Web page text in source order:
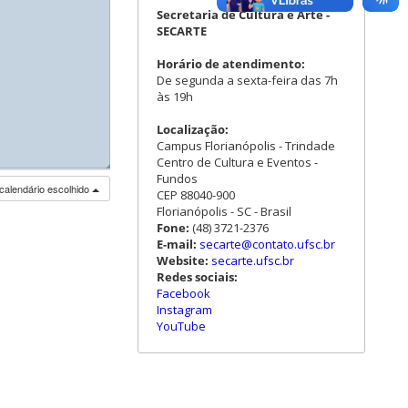
◢◢◢
escolhido
Secretaria de Cultura e Arte -
SECARTE
Horário de atendimento:
De segunda a sexta-feira das 7h
às 19h
Localização:
Campus Florianópolis - Trindade
Centro de Cultura e Eventos -
Fundos
CEP 88040-900
Florianópolis - SC - Brasil
Fone: (48) 3721-2376
E-mail: secarte@contato.ufsc.br
Website: secarte.ufsc.br
Redes sociais:
Facebook
Instagram
YouTube